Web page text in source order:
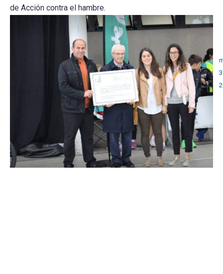
de Acción contra el hambre.
Post
navigation